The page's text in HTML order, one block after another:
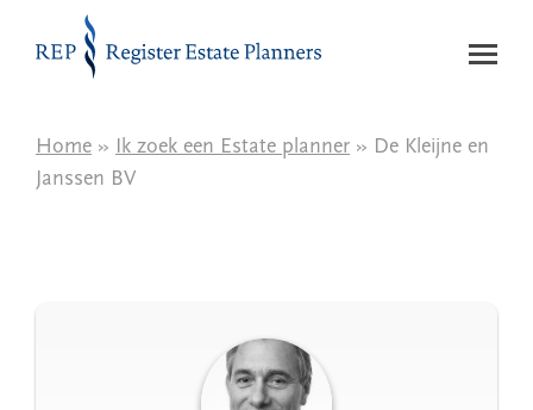
Naar de inhoud
Home » Ik zoek een Estate planner » De Kleijne en
Janssen BV